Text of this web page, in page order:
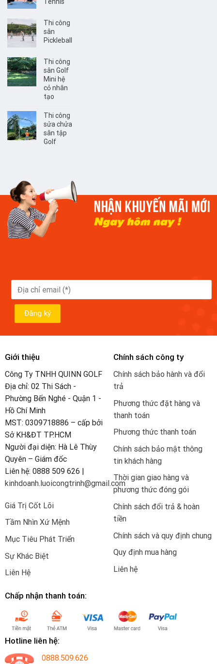
Thi công
sân
Pickleball
Thi công
sân Golf
Mini hệ
cỏ nhân
tạo
Thi công
sửa chửa
sân tập
Golf
Giới thiệu
Công Ty TNHH QUINN GOLF
Địa chỉ: 02 Thi Sách -
Phường Bến Nghé - Quận 1 -
Hồ Chí Minh
MST: 0309718886 – cấp bởi
Sở KH&ĐT TP.HCM
Người đại diện: Hà Lê Thùy
Quyên – Giám đốc
Liên hệ: 0888 509 626 |
kinhdoanh.luoicongtrinh@gmail.com
Giá Trị Cốt Lõi
Tầm Nhìn Xứ Mệnh
Mục Tiêu Phát Triển
Sự Khác Biệt
Liên Hệ
Chính sách công ty
Chính sách bảo hành và đổi
trả
Phương thức đặt hàng và
thanh toán
Phương thức thanh toán
Chính sách bảo mật thông
tin khách hàng
Thời gian giao hàng và
phương thức đóng gói
Chính sách đổi trả & hoàn
tiền
Chính sách và quy định chung
Quy định mua hàng
Liên hệ
Chấp nhận thanh toán:
Hotline liên hệ:
0888.509.626